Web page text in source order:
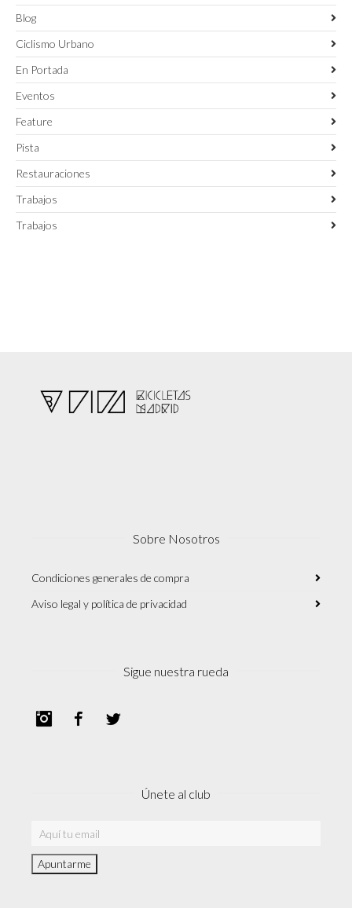
Blog
Ciclismo Urbano
En Portada
Eventos
Feature
Pista
Restauraciones
Trabajos
Trabajos
Sobre Nosotros
Condiciones generales de compra
Aviso legal y política de privacidad
Sigue nuestra rueda
InstagramFacebook
Únete al club